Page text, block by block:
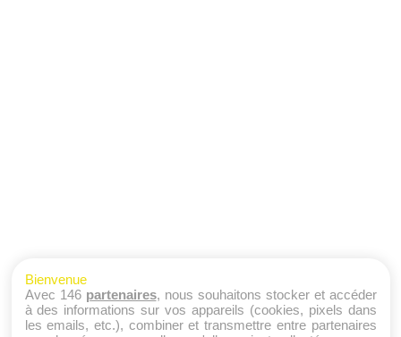
Bienvenue
Avec 146 partenaires, nous souhaitons stocker et accéder
à des informations sur vos appareils (cookies, pixels dans
les emails, etc.), combiner et transmettre entre partenaires